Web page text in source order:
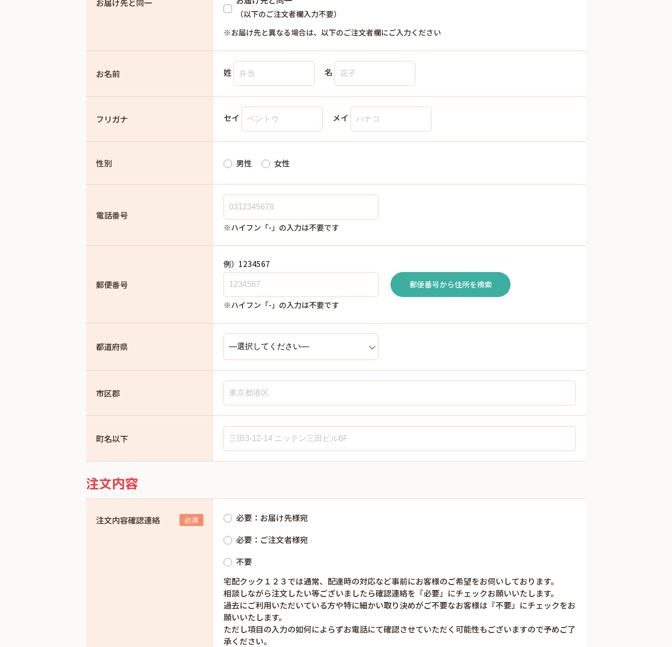
お届け先と同一
（以下のご注文者欄入力不要）
※お届け先と異なる場合は、以下のご注文者欄にご入力ください
お名前 姓 名
フリガナ セイ メイ
性別 男性 女性
電話番号
※ハイフン「-」の入力は不要です
郵便番号
例）1234567
郵便番号から住所を検索
※ハイフン「-」の入力は不要です
都道府県
市区郡
町名以下
注文内容
注文内容確認連絡
必要：お届け先様宛
必要：ご注文者様宛
不要
宅配クック１２３では通常、配達時の対応など事前にお客様のご希望をお伺いしております。
相談しながら注文したい等ございましたら確認連絡を『必要』にチェックお願いいたします。
過去にご利用いただいている方や特に細かい取り決めがご不要なお客様は『不要』にチェックをお
願いいたします。
ただし項目の入力の如何によらずお電話にて確認させていただく可能性もございますので予めご了
承ください。